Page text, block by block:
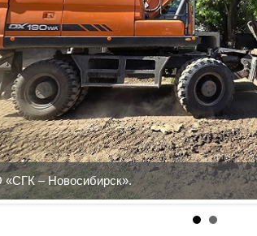
– Новосибирск».